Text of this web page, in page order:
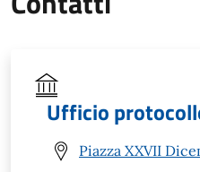
Ufficio
Piazza XXVII